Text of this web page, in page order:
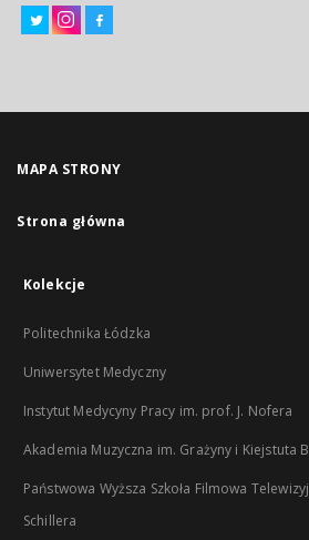
MAPA STRONY
Strona główna
Kolekcje
Politechnika Łódzka
Uniwersytet Medyczny
Instytut Medycyny Pracy im. prof. J. Nofera
Akademia Muzyczna im. Grażyny i Kiejstuta
Państwowa Wyższa Szkoła Filmowa
Schillera